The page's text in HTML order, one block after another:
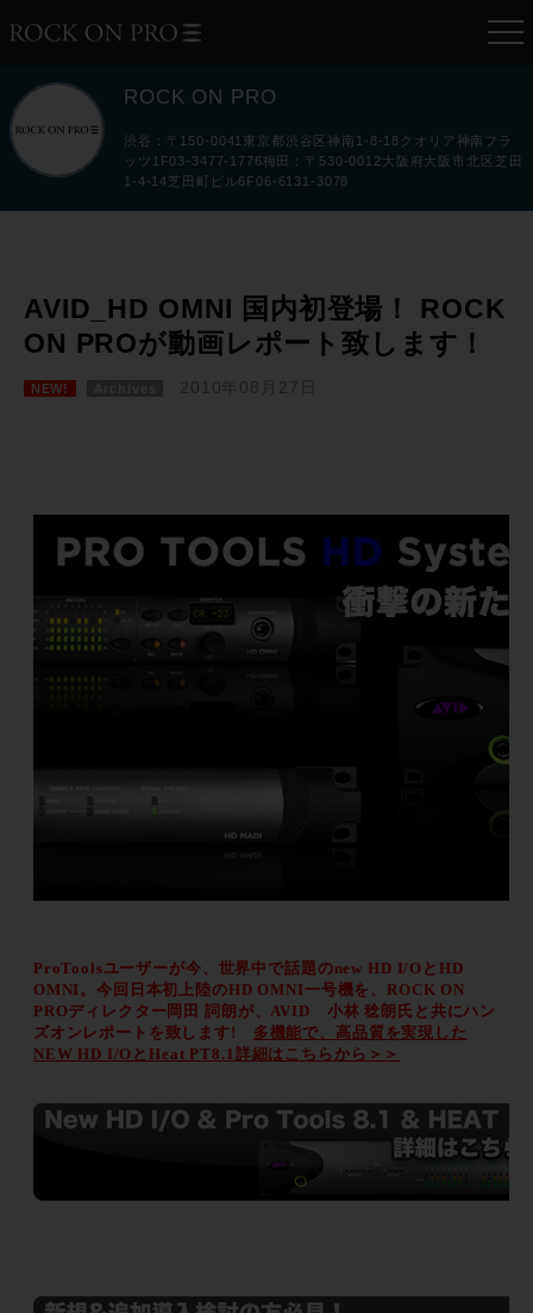
ROCK ON PRO
渋谷：〒150-0041東京都渋谷区神南1-8-18クオリア神南フラ
ッツ1F03-3477-1776梅田：〒530-0012大阪府大阪市北区芝田
1-4-14芝田町ビル6F06-6131-3078
AVID_HD OMNI 国内初登場！ ROCK
ON PROが動画レポート致します！
NEW! 2010年08月27日
ProToolsユーザーが今、世界中で話題のnew HD I/OとHD
OMNI。今回日本初上陸のHD OMNI一号機を、ROCK ON
PROディレクター岡田 詞朗が、AVID 小林 稔朗氏と共にハン
ズオンレポートを致します! 多機能で、高品質を実現した
NEW HD I/OとHeat PT8.1詳細はこちらから＞＞